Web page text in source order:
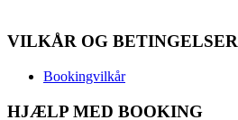
VILKÅR OG BETINGELSER
Bookingvilkår
HJÆLP MED BOOKING